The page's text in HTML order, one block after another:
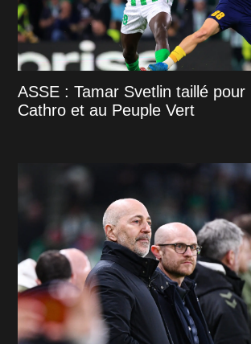
ASSE : Tamar Svetlin taillé pour
Cathro et au Peuple Vert